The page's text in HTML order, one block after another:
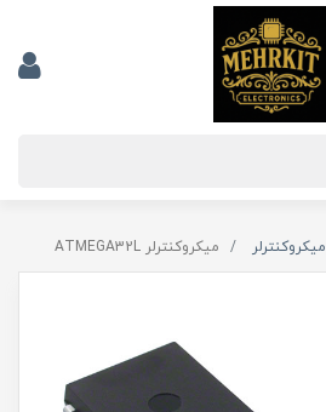
میکروکنترلر میکروکنترلر ATMEGA32L